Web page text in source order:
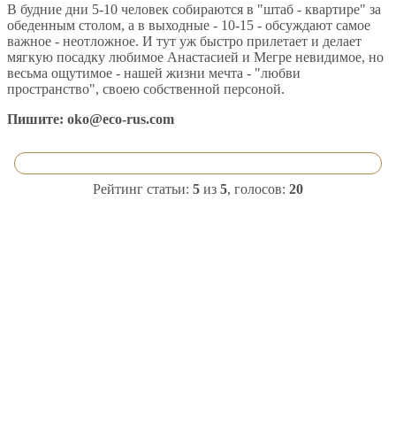
В будние дни 5-10 человек собираются в "штаб - квартире" за
обеденным столом, а в выходные - 10-15 - обсуждают самое
важное - неотложное. И тут уж быстро прилетает и делает
мягкую посадку любимое Анастасией и Мегре невидимое, но
весьма ощутимое - нашей жизни мечта - "любви
пространство", своею собственной персоной.
Пишите: oko@eco-rus.com
Рейтинг статьи: 5 из 5, голосов: 20